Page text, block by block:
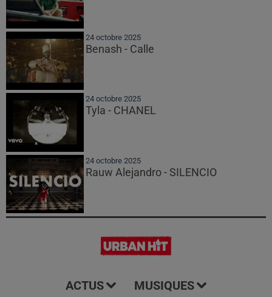
24 octobre 2025
Benash - Calle
24 octobre 2025
Tyla - CHANEL
24 octobre 2025
Rauw Alejandro - SILENCIO
ACTUS MUSIQUES